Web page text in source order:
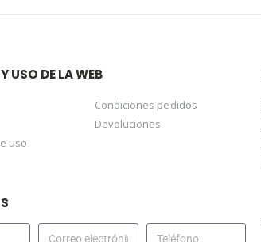
USO DE LA WEB
uso
Condiciones pedidos
Devoluciones